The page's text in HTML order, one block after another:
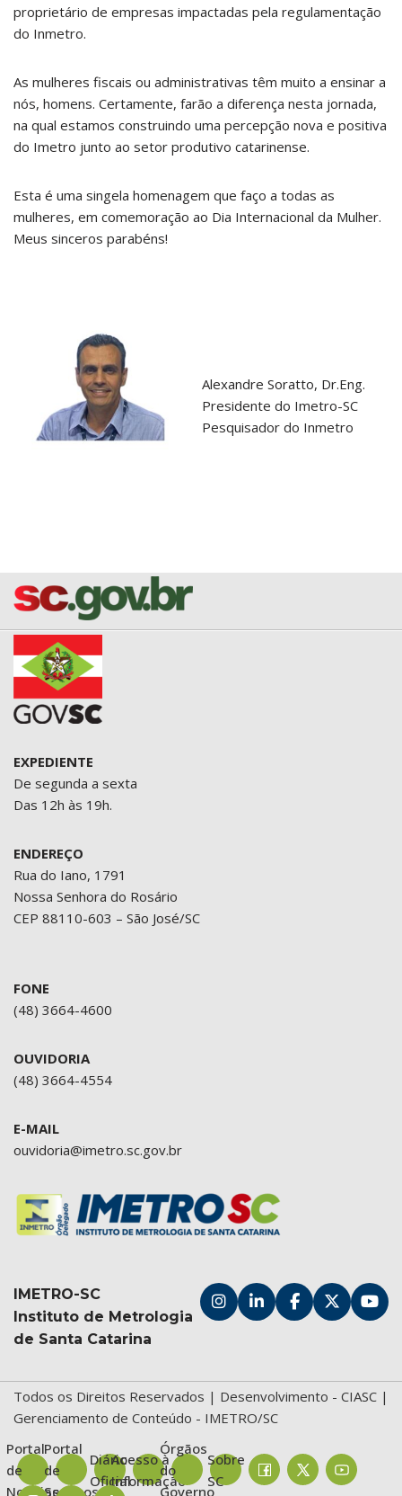
proprietário de empresas impactadas pela regulamentação
do Inmetro.
As mulheres fiscais ou administrativas têm muito a ensinar a
nós, homens. Certamente, farão a diferença nesta jornada,
na qual estamos construindo uma percepção nova e positiva
do Imetro junto ao setor produtivo catarinense.
Esta é uma singela homenagem que faço a todas as
mulheres, em comemoração ao Dia Internacional da Mulher.
Meus sinceros parabéns!
Alexandre Soratto, Dr.Eng.
Presidente do Imetro-SC
Pesquisador do Inmetro
EXPEDIENTE
De segunda a sexta
Das 12h às 19h.
ENDEREÇO
Rua do Iano, 1791
Nossa Senhora do Rosário
CEP 88110-603 – São José/SC
FONE
(48) 3664-4600
OUVIDORIA
(48) 3664-4554
E-MAIL
ouvidoria@imetro.sc.gov.br
IMETRO-SC
Instituto de Metrologia
de Santa Catarina
Todos os Direitos Reservados | Desenvolvimento - CIASC |
Gerenciamento de Conteúdo - IMETRO/SC
Portal
de
Notícias
Portal
de
Serviços
Diário
Oficial
Acesso à
Informação
Órgãos
do
Governo
Sobre
SC